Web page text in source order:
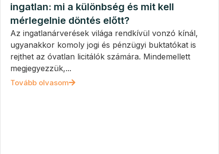
ingatlan: mi a különbség és mit kell
mérlegelnie döntés előtt?
Az ingatlanárverések világa rendkívül vonzó kínál,
ugyanakkor komoly jogi és pénzügyi buktatókat is
rejthet az óvatlan licitálók számára. Mindemellett
megjegyezzük,...
Tovább olvasom